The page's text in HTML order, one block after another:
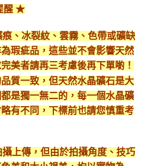
醒 ★
、冰裂紋、雲霧、色帶或礦缺
瑕疵品，這些並不會影響天然
美者請再三考慮後再下單喲！
質一致，但天然水晶礦石是大
是獨一無二的，每一個水晶礦
有不同，下標前也請您慎重考
上傳，但由於拍攝角度、技巧